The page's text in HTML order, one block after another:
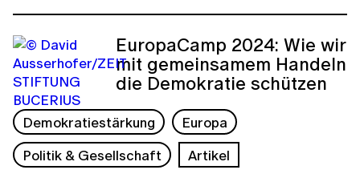
EuropaCamp 2024: Wie wir
mit gemeinsamem Handeln
die Demokratie schützen
Demokratiestärkung
Europa
Politik & Gesellschaft
Artikel